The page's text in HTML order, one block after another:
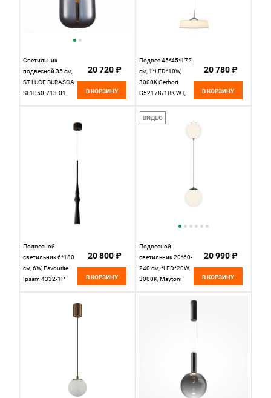
Светильник
подвесной 35 см,
ST LUCE BURASCA
SL1050.713.01
20 720 ₽
В КОРЗИНУ
Подвес 45*45*172
см, 1*LED*10W,
3000K Gerhort
G52178/1BK WT,
20 780 ₽
В КОРЗИНУ
Подвесной
светильник 6*180
см, 6W, Favourite
Ipsam 4332-1P
20 800 ₽
В КОРЗИНУ
ВИДЕО
Подвесной
светильник 20*60-
240 см, *LED*20W,
3000K, Maytoni
20 990 ₽
В КОРЗИНУ